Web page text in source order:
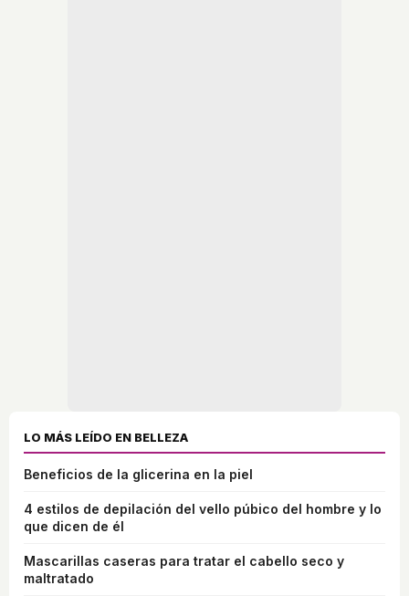
LO MÁS LEÍDO EN BELLEZA
Beneficios de la glicerina en la piel
4 estilos de depilación del vello púbico del hombre y lo
que dicen de él
Mascarillas caseras para tratar el cabello seco y
maltratado